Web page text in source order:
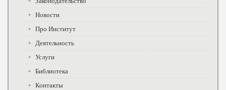
Новости
Про Институт
Деятельность
Услуги
Библиотека
Контакты